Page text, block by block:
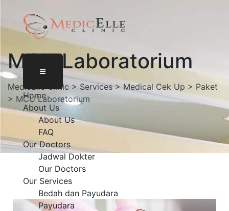
Home
About Us
About Us
FAQ
Our Doctors
Jadwal Dokter
Our Doctors
Our Services
Bedah dan Payudara
Payudara
MCU Laboratorium
MedicElle Clinic > Services>Medical Cek Up > Paket
> MCU Laboratorium